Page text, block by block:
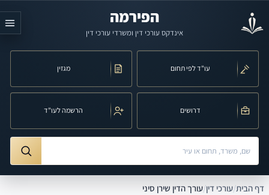
הפירמה
אינדקס עורכי דין ומשרדי עורכי דין
עו"ד לפי תחום מגזין
דרושים הרשמה לעו"ד
חיפוש לפי שם, משרד, תחום משפט או עיר
דף הבית/עורכי דין/עורך הדין שירן סיני